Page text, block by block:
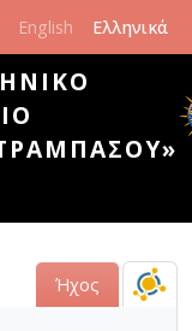
English Ελληνικά
Ήχος